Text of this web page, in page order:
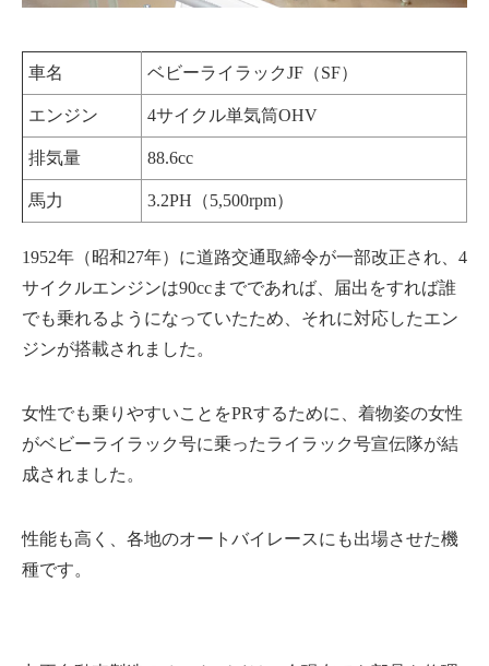
車名 ベビーライラックJF（SF）
エンジン 4サイクル単気筒OHV
排気量 88.6cc
馬力 3.2PH（5,500rpm）
1952年（昭和27年）に道路交通取締令が一部改正され、4
サイクルエンジンは90ccまでであれば、届出をすれば誰
でも乗れるようになっていたため、それに対応したエン
ジンが搭載されました。
女性でも乗りやすいことをPRするために、着物姿の女性
がベビーライラック号に乗ったライラック号宣伝隊が結
成されました。
性能も高く、各地のオートバイレースにも出場させた機
種です。